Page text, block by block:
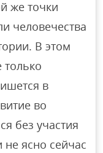
же точки
человечества
В этом
только
в
во
без участия
не ясно сейчас